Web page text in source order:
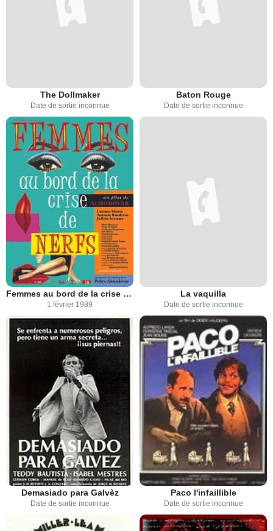
The Dollmaker
Date de sortie inconnue
Baton Rouge
Date de sortie inconnue
Femmes au bord de la crise de nerfs
1 février 1989
La vaquilla
Date de sortie inconnue
Demasiado para Galvèz
Date de sortie inconnue
Paco l'infaillible
Date de sortie inconnue